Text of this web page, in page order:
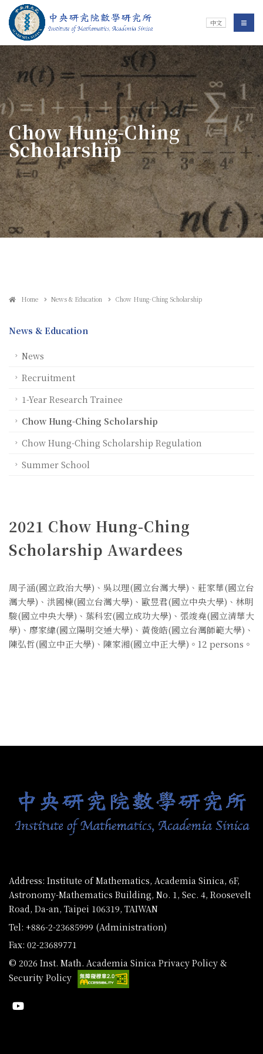
Jump To中央區塊/Main Content
Institute of 中文 選單/
:::
Chow Hung-Ching
Scholarship
Home News & Education Chow Hung-Ching Scholarship
News & Education
News
Recruitment
1-Year Research Trainee
Chow Hung-Ching Scholarship
Chow Hung-Ching Scholarship Regulation
Summer School
2021 Chow Hung-Ching
Scholarship Awardees
周子涵(國立政治大學)、吳以理(國立台灣大學)、莊家華(國立台
灣大學)、洪國棟(國立台灣大學)、歐昱君(國立中央大學)、林明
駿(國立中央大學)、葉科宏(國立成功大學)、張竣堯(國立清華大
學)、廖家緯(國立陽明交通大學)、黃俊皓(國立台灣師範大學)、
陳弘哲(國立中正大學)、陳家湘(國立中正大學)。12 persons。
Address: Institute of Mathematics, Academia Sinica, 6F,
Astronomy-Mathematics Building, No. 1, Sec. 4, Roosevelt
Road, Da-an, Taipei 106319, TAIWAN
Tel: +886-2-23685999 (Administration)
Fax: 02-23689771
© 2026 Inst. Math. Academia Sinica Privacy Policy &
Security Policy
Youtube